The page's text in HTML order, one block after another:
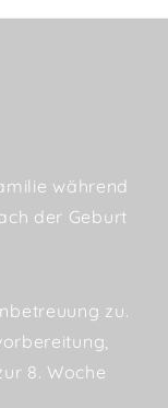
während
der Geburt
zu.
8. Woche